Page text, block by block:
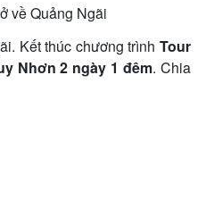
về Quảng Ngãi
Kết thúc chương trình Tour
Nhơn 2 ngày 1 đêm. Chia